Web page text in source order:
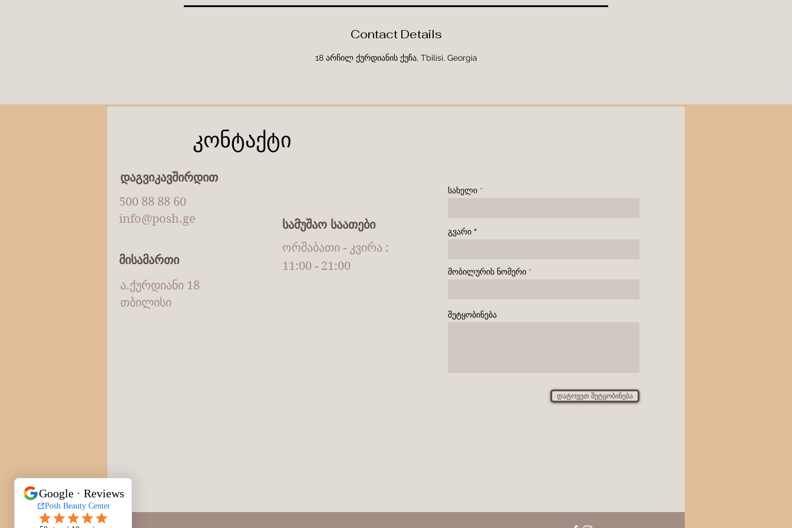
Contact Details
18 არჩილ ქურდიანის ქუჩა, Tbilisi, Georgia
კონტაქტი
სამუშაო საათები
ორშაბათი - კვირა :
11:00 - 21:00
დაგვიკავშირდით
მისამართი
500 88 88 60
info@posh.ge
ა.ქურდიანი 18
თბილისი
სახელი
გვარი
მობილურის ნომერი
შეტყობინება
დატოვეთ შეტყობინება